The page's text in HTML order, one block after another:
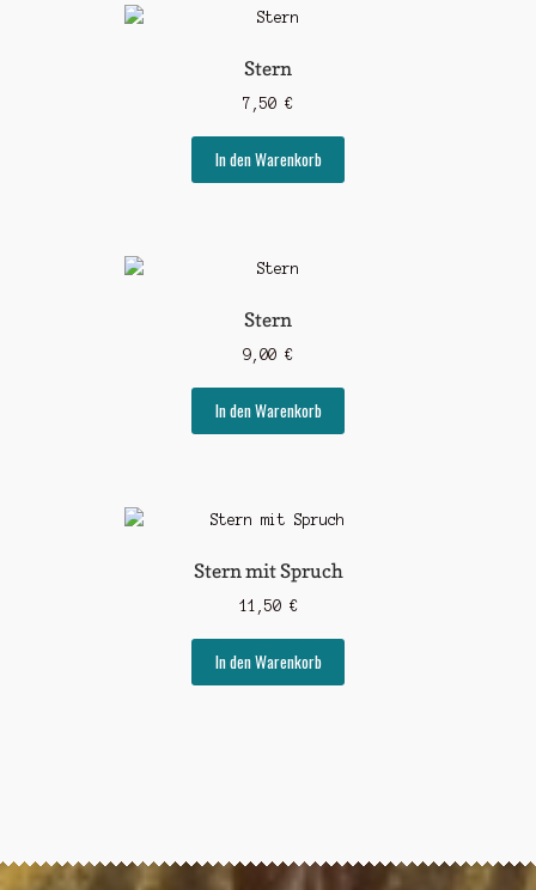
Stern
7,50 €
In den Warenkorb
Stern
9,00 €
In den Warenkorb
Stern mit Spruch
11,50 €
In den Warenkorb